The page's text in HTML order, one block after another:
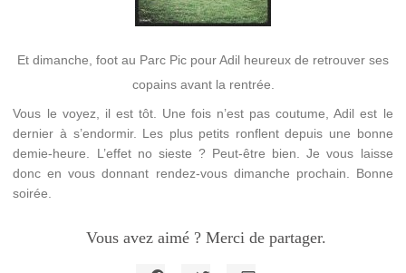
Et dimanche, foot au Parc Pic pour Adil heureux de retrouver ses
copains avant la rentrée.
Vous le voyez, il est tôt. Une fois n’est pas coutume, Adil est le
dernier à s’endormir. Les plus petits ronflent depuis une bonne
demie-heure. L’effet no sieste ? Peut-être bien. Je vous laisse
donc en vous donnant rendez-vous dimanche prochain. Bonne
soirée.
Vous avez aimé ? Merci de partager.